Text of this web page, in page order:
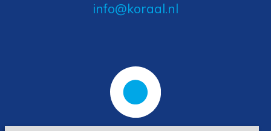
info@koraal.nl